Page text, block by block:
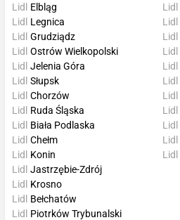
Lidl
Elbląg
Lidl
Legnica
Lidl Grudziądz
Lidl
Lidl
Lidl
Lidl Ostrów Wielkopolski
Lidl Jelenia Góra
Lidl Słupsk
Lidl Chorzów
Lidl
Lidl
Lidl
Lidl
Lidl
Ruda Śląska
Lidl
Biała Podlaska
Lidl Chełm
Lidl
Konin
Lidl
Lidl
Lidl
Lidl
Lidl Jastrzębie-Zdrój
Lidl
Krosno
Lidl
Bełchatów
Lidl
Piotrków Trybunalski